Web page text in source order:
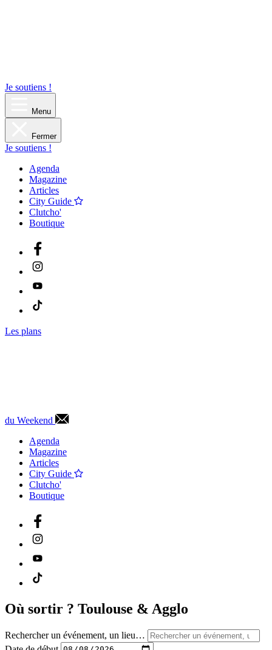
Je soutiens !
Menu
Fermer
Je soutiens !
Agenda
Magazine
Articles
City Guide
Clutcho'
Boutique
Les plans
du Weekend
Agenda
Magazine
Articles
City Guide
Clutcho'
Boutique
Où sortir ? Toulouse & Agglo
Rechercher un événement, un lieu…